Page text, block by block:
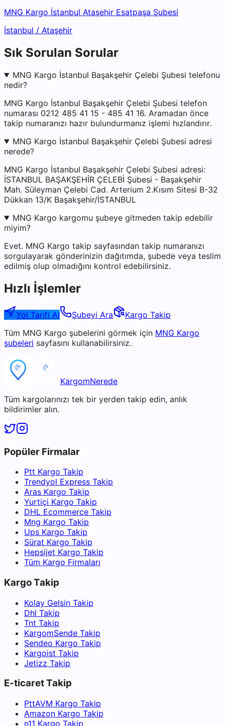
MNG Kargo İstanbul Ataşehir Esatpaşa Şubesi
İstanbul / Ataşehir
Sık Sorulan Sorular
MNG Kargo İstanbul Başakşehir Çelebi Şubesi telefonu
nedir?
MNG Kargo İstanbul Başakşehir Çelebi Şubesi telefon
numarası 0212 485 41 15 - 485 41 16. Aramadan önce
takip numaranızı hazır bulundurmanız işlemi hızlandırır.
MNG Kargo İstanbul Başakşehir Çelebi Şubesi adresi
nerede?
MNG Kargo İstanbul Başakşehir Çelebi Şubesi adresi:
İSTANBUL BAŞAKŞEHİR ÇELEBİ Şubesi - Başakşehir
Mah. Süleyman Çelebi Cad. Arterium 2.Kısım Sitesi B-32
Dükkan 13/K Başakşehir/İSTANBUL
MNG Kargo kargomu şubeye gitmeden takip edebilir
miyim?
Evet. MNG Kargo takip sayfasından takip numaranızı
sorgulayarak gönderinizin dağıtımda, şubede veya teslim
edilmiş olup olmadığını kontrol edebilirsiniz.
Hızlı İşlemler
Yol Tarifi Al Şubeyi Ara
Kargo Takip
Tüm MNG Kargo şubelerini görmek için MNG Kargo
şubeleri sayfasını kullanabilirsiniz.
KargomNerede
Tüm kargolarınızı tek bir yerden takip edin, anlık
bildirimler alın.
Popüler Firmalar
Ptt Kargo Takip
Trendyol Express Takip
Aras Kargo Takip
Yurtiçi Kargo Takip
DHL Ecommerce Takip
Mng Kargo Takip
Ups Kargo Takip
Sürat Kargo Takip
Hepsijet Kargo Takip
Tüm Kargo Firmaları
Kargo Takip
Kolay Gelsin Takip
Dhl Takip
Tnt Takip
KargomSende Takip
Sendeo Kargo Takip
Kargoist Takip
Jetizz Takip
E-ticaret Takip
PttAVM Kargo Takip
Amazon Kargo Takip
n11 Kargo Takip